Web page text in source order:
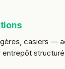
casiers —
entrepôt